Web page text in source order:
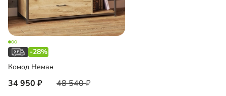
-28%
Комод Неман
34 950 48 540